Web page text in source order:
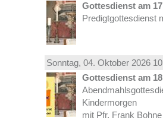
Gottesdienst am
Predigtgottesdienst
Sonntag, 04. Oktober 2026
Gottesdienst am
Kindermorgen
mit Pfr. Frank Bohne